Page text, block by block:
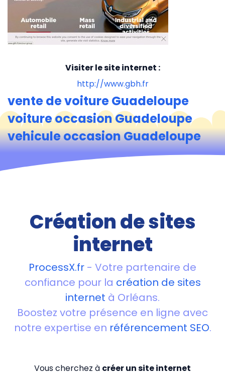
Visiter le site internet :
http://www.gbh.fr
vente de voiture Guadeloupe
voiture occasion Guadeloupe
vehicule occasion Guadeloupe
Création de sites
internet
ProcessX.fr - Votre partenaire de
confiance pour la création de sites
internet à Orléans.
Boostez votre présence en ligne avec
notre expertise en référencement SEO.
Vous cherchez à créer un site internet